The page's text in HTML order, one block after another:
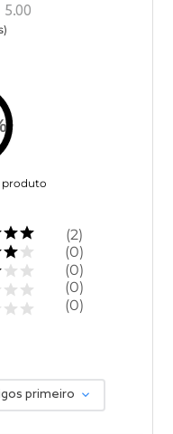
5.00
produto
2
0
0
0
0
primeiro